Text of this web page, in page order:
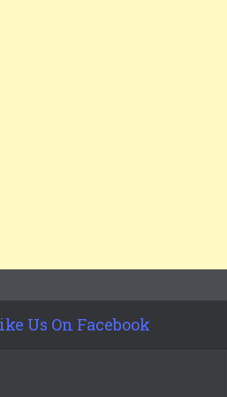
Us On Facebook